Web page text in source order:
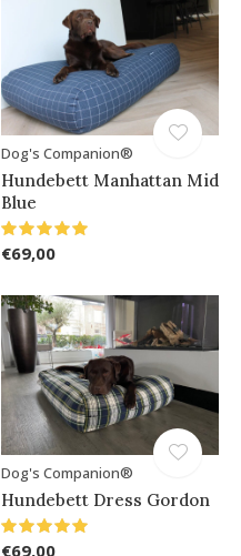
Dog's Companion®
Hundebett Manhattan Mid
Blue
€69,00
Dog's Companion®
Hundebett Dress Gordon
€69,00